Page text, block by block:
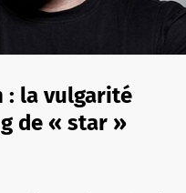
: la vulgarité
de « star »